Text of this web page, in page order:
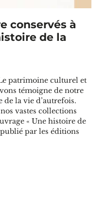
conservés à
de la
patrimoine culturel et
témoigne de notre
la vie d’autrefois.
vastes collections
« Une histoire de
par les éditions
conservés à KBR racontent